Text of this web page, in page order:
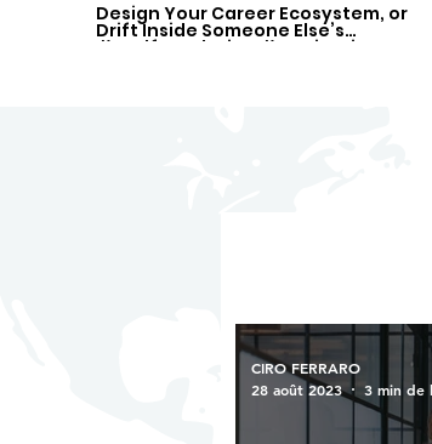
Design Your Career Ecosystem, or
Drift Inside Someone Else’s
#eudfoundation #motivation
CIRO FERRARO
28 août 2023
3 min de